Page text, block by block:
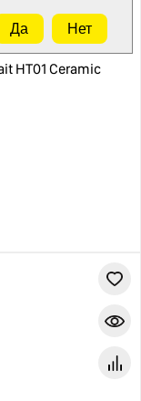
HT01 Ceramic
Да Нет